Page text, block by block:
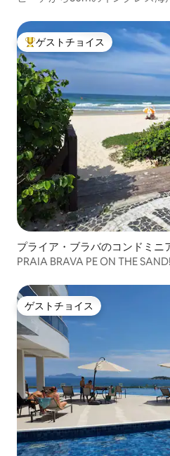
大好評のゲストチョイスです。
ゲストチョイス
プライア・ブラバのコンドミニ
PRAIA BRAVA PE ON THE
ゲストチョイス
ゲストチョイス